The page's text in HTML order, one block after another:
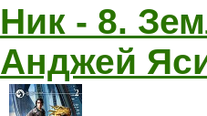
Ник - 8.
Анджей